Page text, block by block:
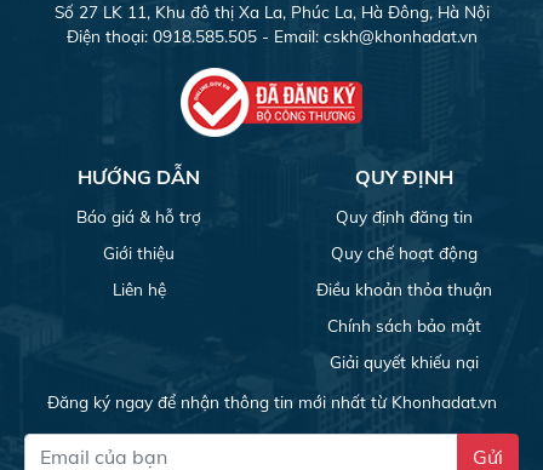
Số 27 LK 11, Khu đô thị Xa La, Phúc La, Hà Đông, Hà Nội
Điện thoại: 0918.585.505 - Email: cskh@khonhadat.vn
HƯỚNG DẪN
Báo giá & hỗ trợ
Giới thiệu
Liên hệ
QUY ĐỊNH
Quy định đăng tin
Quy chế hoạt động
Điều khoản thỏa thuận
Chính sách bảo mật
Giải quyết khiếu nại
Đăng ký ngay để nhận thông tin mới nhất từ Khonhadat.vn
Gửi